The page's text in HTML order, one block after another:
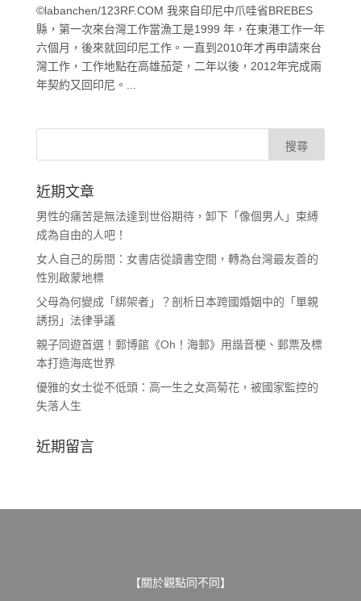
©labanchen/123RF.COM 我來自印尼中爪哇省BREBES
縣，第一次來台灣工作當漁工是1999 年，在東港工作一年
六個月，後來就回印尼工作。一直到2010年才再申請來台
灣工作，工作地點在高雄茄萣，二年以後，2012年完成兩
年契約又回印尼。...
近期文章
男性的痛苦是無法達到世俗期待，卸下「像個男人」束縛
成為自由的人吧！
女人自己的房間：女書店從讀書空間，轉為台灣最友善的
性別啟蒙地標
父母為何變成「綁架者」？剖析日本跨國婚姻中的「單親
誘拐」法律爭議
親子同遊首選！郵博館《Oh！海郵》用諧音梗、郵票及標
本打造海底世界
優雅的女士從不低頭：高一生之女高菊花，被國家監控的
失落人生
近期留言
【關於觀點同不同】